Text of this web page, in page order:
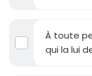
À toute
qui la lui